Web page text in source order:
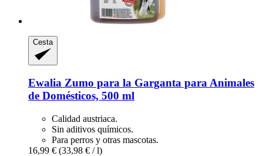
Cesta
Ewalia Zumo para la Garganta para Animales
de Domésticos, 500 ml
Calidad austriaca.
Sin aditivos químicos.
Para perros y otras mascotas.
16,99 € (33,98 € / l)